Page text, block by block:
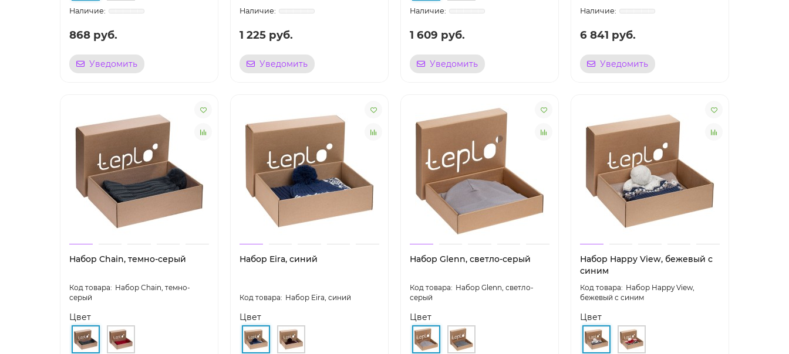
868 руб.
Уведомить
1 225 руб.
Уведомить
1 609 руб.
Уведомить
6 841 руб.
Уведомить
Набор Chain, темно-серый
Набор Chain, темно-
серый
Цвет
Набор Eira, синий
Набор Eira, синий
Цвет
Набор Glenn, светло-серый
Набор Glenn, светло-
серый
Цвет
Набор Happy View, бежевый с
синим
Набор Happy View,
бежевый с синим
Цвет